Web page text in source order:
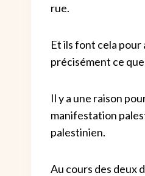
rue.
Et ils font cela
précisément ce
Il y a une raison
manifestation
palestinien.
Au cours des deux